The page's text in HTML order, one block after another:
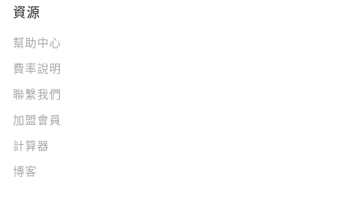
資源
幫助中心
費率說明
聯繫我們
加盟會員
計算器
博客